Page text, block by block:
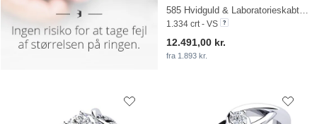
1.334 crt - VS
12.491,00 kr.
fra 1.893 kr.